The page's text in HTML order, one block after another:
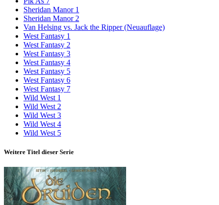
Sheridan Manor 1
Sheridan Manor 2
Van Helsing vs. Jack the Ripper (Neuauflage)
West Fantasy 1
West Fantasy 2
West Fantasy 3
West Fantasy 4
West Fantasy 5
West Fantasy 6
West Fantasy 7
Wild West 1
Wild West 2
Wild West 3
Wild West 4
Wild West 5
Weitere Titel dieser Serie